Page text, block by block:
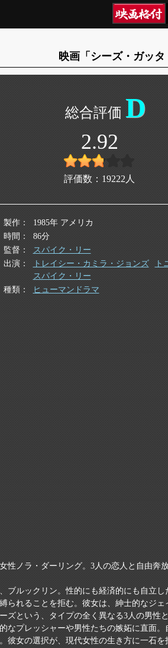
映画「シーズ・ガッ
D
2.92
評価数： 19222 人
製作
1985年 アメリカ
時間
86分
監督
スパイク・リー
出演
トレイシー・カミラ・ジョンズ
ト
スパイク・リー
種類
ヒューマンドラマ
性ノラ・ダーリング。3人の恋人と自由奔
ブルックリン。性的にも経済的にも自立
られることを拒む。彼女は、紳士的なジェ
ズという、タイプの全く異なる3人の男性
なプレッシャーや男性たちの嫉妬に直面
彼女の選択が、現代女性の生き方に一石を